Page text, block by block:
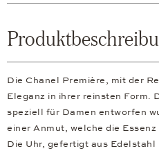
Die Chanel Première, mit der
Eleganz in ihrer reinsten Form.
speziell für Damen entworfen
einer Anmut, welche die
Die Uhr, gefertigt aus Edelstahl